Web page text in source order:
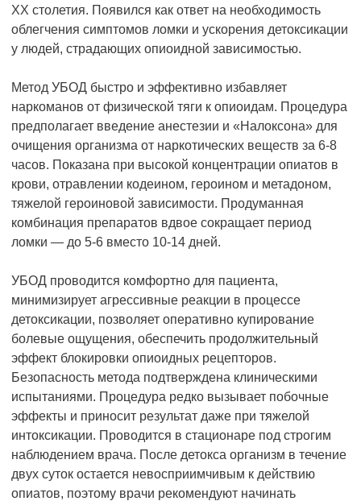
ХХ столетия. Появился как ответ на необходимость
облегчения симптомов ломки и ускорения детоксикации
у людей, страдающих опиоидной зависимостью.
Метод УБОД быстро и эффективно избавляет
наркоманов от физической тяги к опиоидам. Процедура
предполагает введение анестезии и «Налоксона» для
очищения организма от наркотических веществ за 6-8
часов. Показана при высокой концентрации опиатов в
крови, отравлении кодеином, героином и метадоном,
тяжелой героиновой зависимости. Продуманная
комбинация препаратов вдвое сокращает период
ломки — до 5-6 вместо 10-14 дней.
УБОД проводится комфортно для пациента,
минимизирует агрессивные реакции в процессе
детоксикации, позволяет оперативно купирование
болевые ощущения, обеспечить продолжительный
эффект блокировки опиоидных рецепторов.
Безопасность метода подтверждена клиническими
испытаниями. Процедура редко вызывает побочные
эффекты и приносит результат даже при тяжелой
интоксикации. Проводится в стационаре под строгим
наблюдением врача. После детокса организм в течение
двух суток остается невосприимчивым к действию
опиатов, поэтому врачи рекомендуют начинать